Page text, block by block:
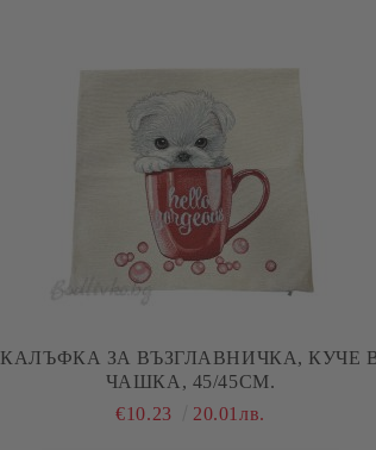
КАЛЪФКА ЗА ВЪЗГЛАВНИЧКА, КУЧЕ
ЧАШКА, 45/45СМ.
€10.23
20.01лв.